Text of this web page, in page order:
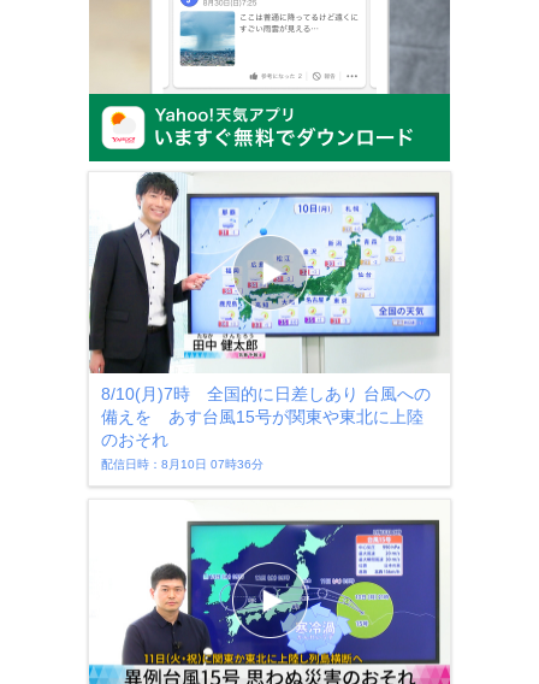
8/10(月)7時 全国的に日差しあり 台風への
備えを あす台風15号が関東や東北に上陸
のおそれ
配信日時：8月10日 07時36分